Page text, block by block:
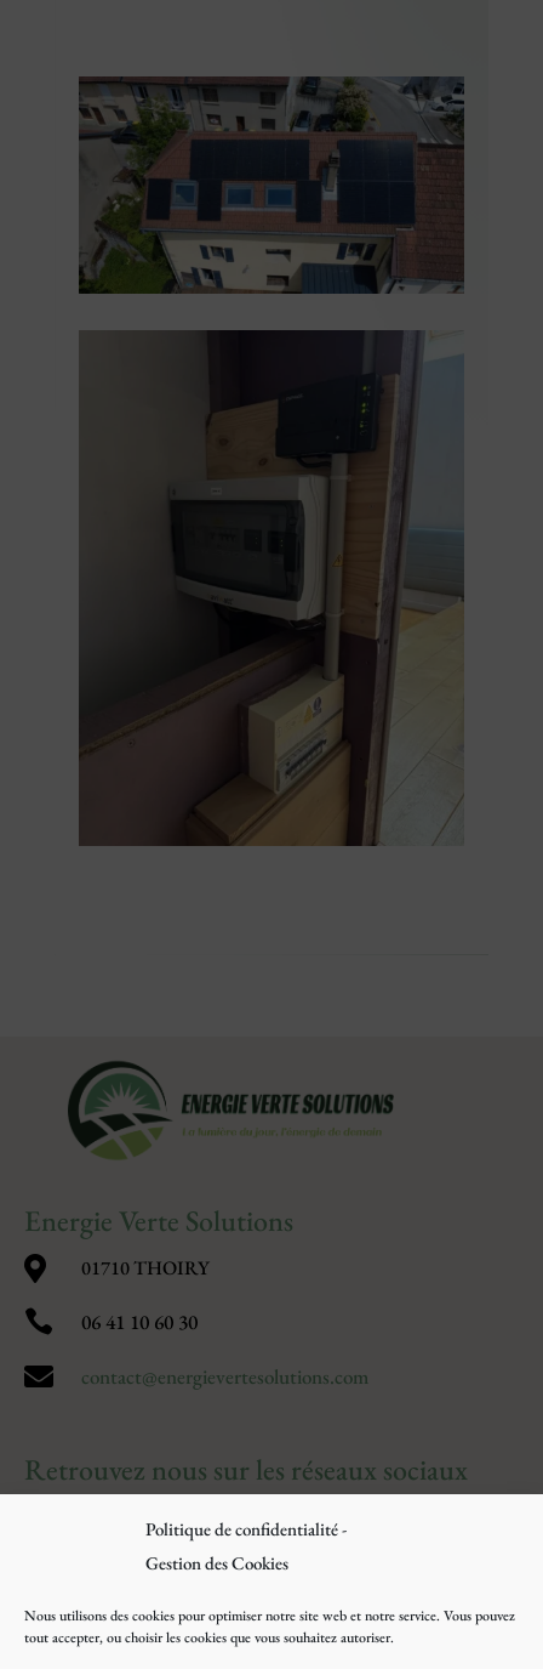
Politique de confidentialité -
Gestion des Cookies
Nous utilisons des cookies pour optimiser notre site web et notre service. Vous pouvez
tout accepter, ou choisir les cookies que vous souhaitez autoriser.
Energie Verte Solutions
 01710 THOIRY
 06 41 10 60 30
 contact@energievertesolutions.com
Retrouvez nous sur les réseaux sociaux